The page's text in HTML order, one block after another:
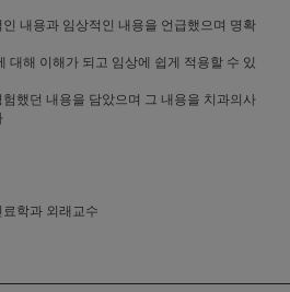
인 내용과 임상적인 내용을 언급했으며 명확
대해 이해가 되고 임상에 쉽게 적용할 수 있
험했던 내용을 담았으며 그 내용을 치과의사
학과 외래교수